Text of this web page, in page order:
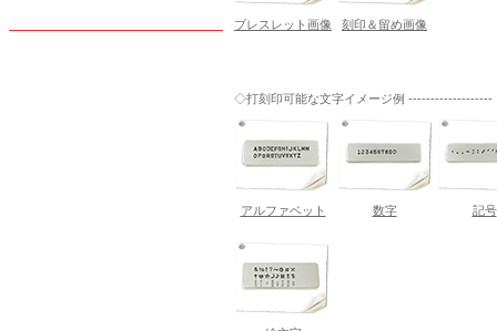
ブレスレット画像 刻印＆留め画像
◇打刻印可能な文字イメージ例 -------------------
アルファベット 数字 記号